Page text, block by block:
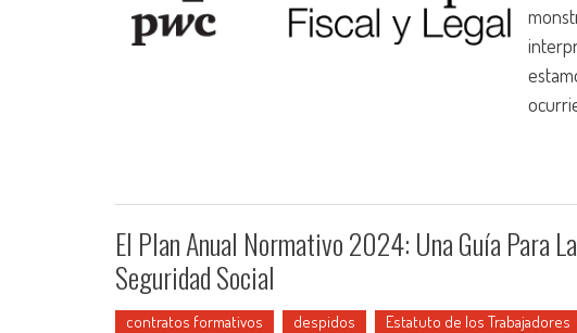
El Plan Anual Normativo 2024: Una Guía Para
Seguridad Social
contratos formativos despidos Estatuto de los Trabajadores